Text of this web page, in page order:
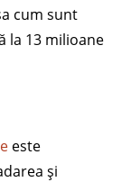
cum sunt
la 13 milioane
este
și